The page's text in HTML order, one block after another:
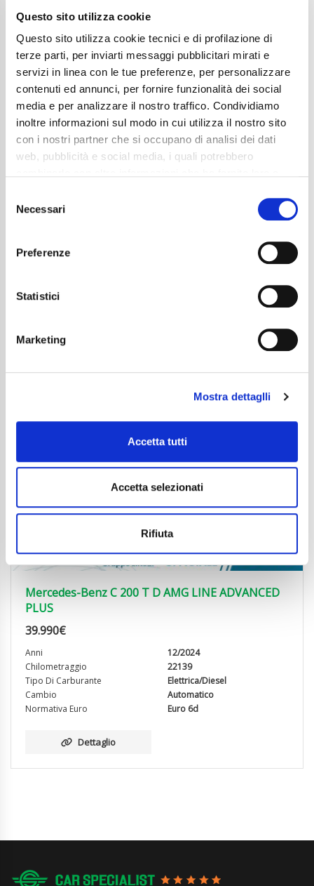
Questo sito utilizza cookie
Questo sito utilizza cookie tecnici e di profilazione di
terze parti, per inviarti messaggi pubblicitari mirati e
servizi in linea con le tue preferenze, per personalizzare
contenuti ed annunci, per fornire funzionalità dei social
media e per analizzare il nostro traffico. Condividiamo
inoltre informazioni sul modo in cui utilizza il nostro sito
con i nostri partner che si occupano di analisi dei dati
web, pubblicità e social media, i quali potrebbero
mera chiusura del banner non comporta l’accettazione
tutti” o selezionando le diverse categorie di cookies
Selection
Necessari
Preferenze
Statistici
Marketing
Mostra dettaglli
Accetta tutti
Accetta selezionati
Rifiuta
Mercedes-Benz GLE 300 d 4Matic Mild Hybrid
AMG Line Advanced Plus
Anni
Cambio
Mercedes-Benz C 200 T D AMG LINE ADVANCED
PLUS
39.990€
Anni
12/2024
Chilometraggio
22139
Tipo Di Carburante
Elettrica/Diesel
Cambio
Automatico
Normativa Euro
Euro 6d
Dettaglio